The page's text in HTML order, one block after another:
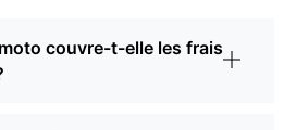
couvre-t-elle les frais